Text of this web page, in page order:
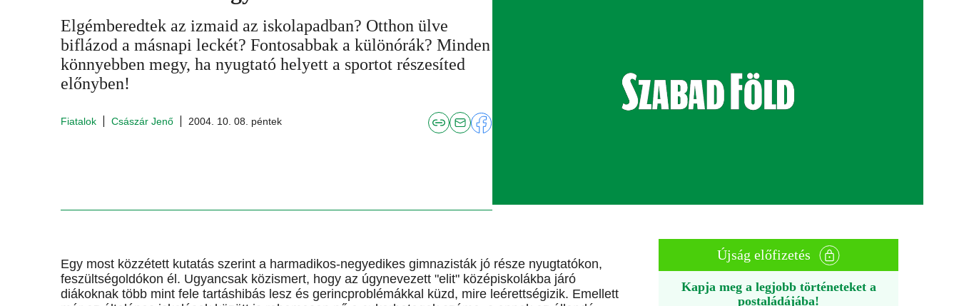
Elgémberedtek az izmaid az iskolapadban? Otthon ülve
biflázod a másnapi leckét? Fontosabbak a különórák? Minden
könnyebben megy, ha nyugtató helyett a sportot részesíted
előnyben!
Fiatalok Császár Jenő 2004. 10. 08. péntek
Egy most közzétett kutatás szerint a harmadikos-negyedikes gimnazisták jó része nyugtatókon,
feszültségoldókon él. Ugyancsak közismert, hogy az úgynevezett "elit" középiskolákba járó
diákoknak több mint fele tartáshibás lesz és gerincproblémákkal küzd, mire leérettségizik. Emellett
Újság előfizetés
Kapja meg a legjobb történeteket a
postaládájába!